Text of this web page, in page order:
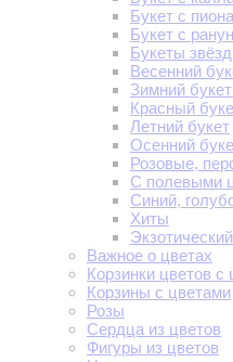
Букет с
Букет с
Букеты звёзд
Весенний
Зимний
Красный
Летний букет
Осенний
Розовые,
С полевыми
Синий,
Хиты
Важное о цветах
Корзинки цветов с
Корзины с цветами
Розы
Сердца из цветов
Фигуры из цветов